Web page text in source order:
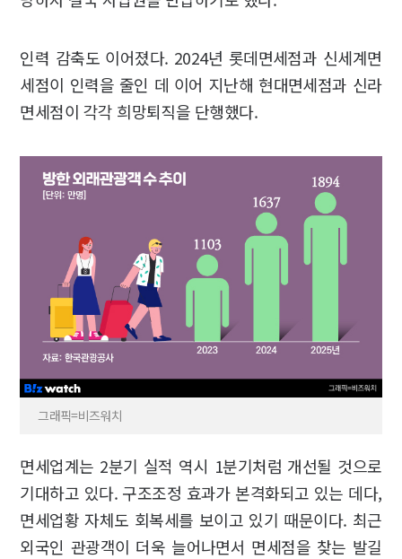
인력 감축도 이어졌다. 2024년 롯데면세점과 신세계면
세점이 인력을 줄인 데 이어 지난해 현대면세점과 신라
면세점이 각각 희망퇴직을 단행했다.
그래픽=비즈워치
면세업계는 2분기 실적 역시 1분기처럼 개선될 것으로
기대하고 있다. 구조조정 효과가 본격화되고 있는 데다,
면세업황 자체도 회복세를 보이고 있기 때문이다. 최근
외국인 관광객이 더욱 늘어나면서 면세점을 찾는 발길